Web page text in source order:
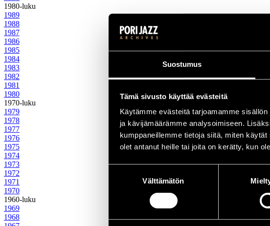
Suostumus
Tämä sivusto käyttää evästeitä
Käytämme evästeitä tarjoamamme
ja kävijämäärämme analysoimiseen.
kumppaneillemme tietoja siitä, miten
olet antanut heille tai joita on kerätty, kun
Välttämätön
1980-luku
1989
1988
1987
1986
1985
1984
1983
1982
1981
1980
1970-luku
1979
1978
1977
1976
1975
1974
1973
1972
1971
1970
1960-luku
1969
1968